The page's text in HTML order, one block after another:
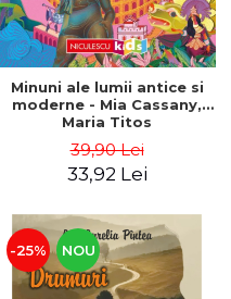
Minuni ale lumii antice si
moderne - Mia Cassany,
Maria Titos
39,90 Lei
33,92 Lei
-25% NOU